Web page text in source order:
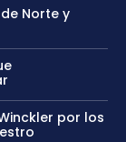
Norte y
por los